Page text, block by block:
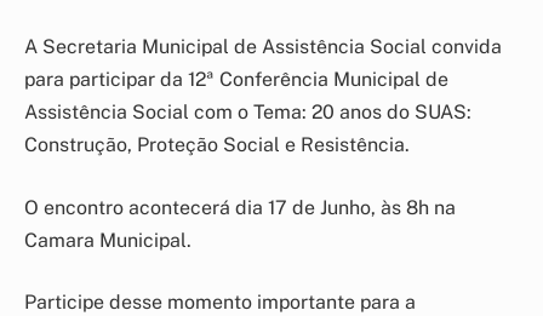
A Secretaria Municipal de Assistência Social convida
para participar da 12ª Conferência Municipal de
Assistência Social com o Tema: 20 anos do SUAS:
Construção, Proteção Social e Resistência.
O encontro acontecerá dia 17 de Junho, às 8h na
Camara Municipal.
Participe desse momento importante para a